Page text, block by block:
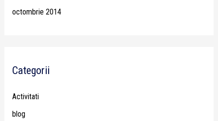
octombrie 2014
Categorii
Activitati
blog